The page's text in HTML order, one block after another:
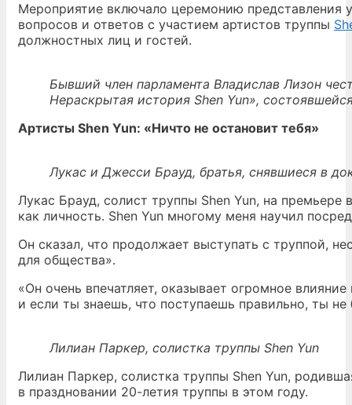
Мероприятие включало церемонию представления
вопросов и ответов с участием артистов труппы
должностных лиц и гостей.
Бывший член парламента Владислав Лизон
Нераскрытая история Shen Yun»,
Артисты Shen Yun: «Ничто не остановит тебя»
Лукас и Джесси Брауд, братья, снявшиеся в
Лукас Брауд, солист труппы Shen Yun, на премьере
как личность. Shen Yun многому меня научил
Он сказал, что продолжает выступать с труппой,
для общества».
«Он очень впечатляет, оказывает огромное
и если ты знаешь, что поступаешь правильно, ты
Лилиан Паркер, солистка труппы Shen Yun
Лилиан Паркер, солистка труппы Shen Yun,
в праздновании 20-летия труппы в этом году.